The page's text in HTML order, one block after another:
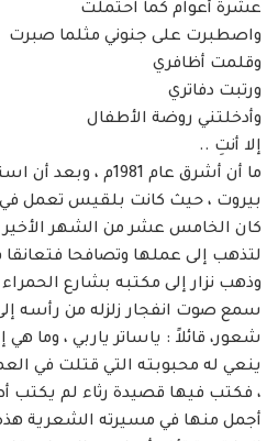
عشرة أعوام كما احتملت
واصطبرت على جنوني مثلما صبرت
وقلمت أظافري
ورتبت دفاتري
وأدخلتني روضة الأطفال
إلا أنتِ ..
ما أن أشرق عام 1981م
بيروت ، حيث كانت بلقيس تعمل في
لتذهب إلى عملها وتصافحا فتعانقا
وذهب نزار إلى مكتبه بشارع
سمع صوت انفجار زلزله من رأسه
شعور، قائلاً : ياساتر ياربي ، وما هي
، فكتب فيها قصيدة رثاء لم يكتب
أجمل منها في مسيرته الشعرية